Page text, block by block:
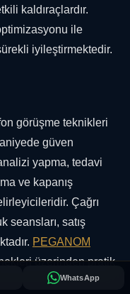
kaldıraçlardır.
ile
iyileştirmektedir.
görüşme teknikleri
güven
yapma, tedavi
ve kapanış
Çağrı
seansları, satış
PEGANOM
üzerinden pratik
WhatsApp